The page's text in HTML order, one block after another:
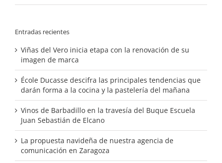
Entradas recientes
Viñas del Vero inicia etapa con la renovación de su
imagen de marca
École Ducasse descifra las principales tendencias que
darán forma a la cocina y la pastelería del mañana
Vinos de Barbadillo en la travesía del Buque Escuela
Juan Sebastián de Elcano
La propuesta navideña de nuestra agencia de
comunicación en Zaragoza